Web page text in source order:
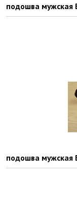
подошва мужская
подошва мужская